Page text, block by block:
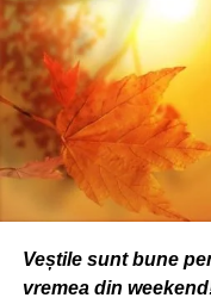
Veștile sunt bune
vremea din